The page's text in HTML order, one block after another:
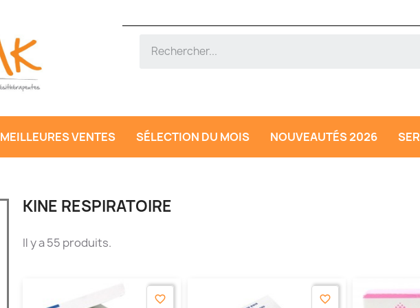
MEILLEURES VENTES SÉLECTION DU MOIS NOUVEAUTÉS 2026
KINE RESPIRATOIRE
Il y a 55 produits.
favorite_border favorite_border